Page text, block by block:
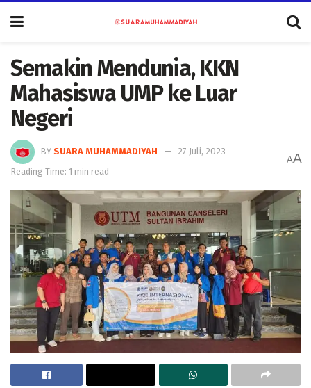
Semakin Mendunia, KKN
Mahasiswa UMP ke Luar
Negeri
BY SUARA MUHAMMADIYAH
27 Juli, 2023
Reading Time: 1 min read
AA